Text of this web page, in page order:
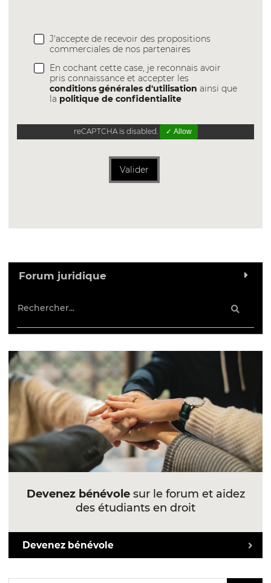
J'accepte de recevoir des propositions
commerciales de nos partenaires
En cochant cette case, je reconnais avoir
pris connaissance et accepter les
conditions générales d'utilisation ainsi que
la politique de confidentialite
reCAPTCHA is disabled. ✓ Allow
Valider
Forum juridique
Devenez bénévolesur le forum et aidez
des étudiants en droit
Devenez bénévole